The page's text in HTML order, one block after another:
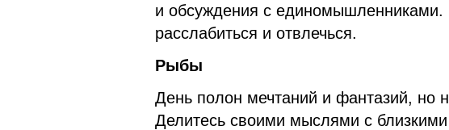
и обсуждения с единомышленниками.
расслабиться и отвлечься.
Рыбы
День полон мечтаний и фантазий, но
Делитесь своими мыслями с